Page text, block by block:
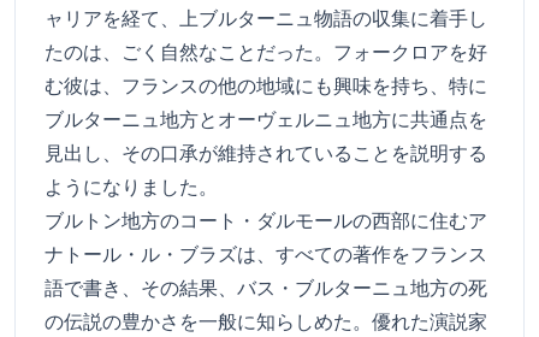
ャリアを経て、上ブルターニュ物語の収集に着手し
たのは、ごく自然なことだった。フォークロアを好
む彼は、フランスの他の地域にも興味を持ち、特に
ブルターニュ地方とオーヴェルニュ地方に共通点を
見出し、その口承が維持されていることを説明する
ようになりました。
ブルトン地方のコート・ダルモールの西部に住むア
ナトール・ル・ブラズは、すべての著作をフランス
語で書き、その結果、バス・ブルターニュ地方の死
の伝説の豊かさを一般に知らしめた。優れた演説家